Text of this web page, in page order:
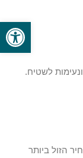
לשטיח.
הזול ביותר
פתח